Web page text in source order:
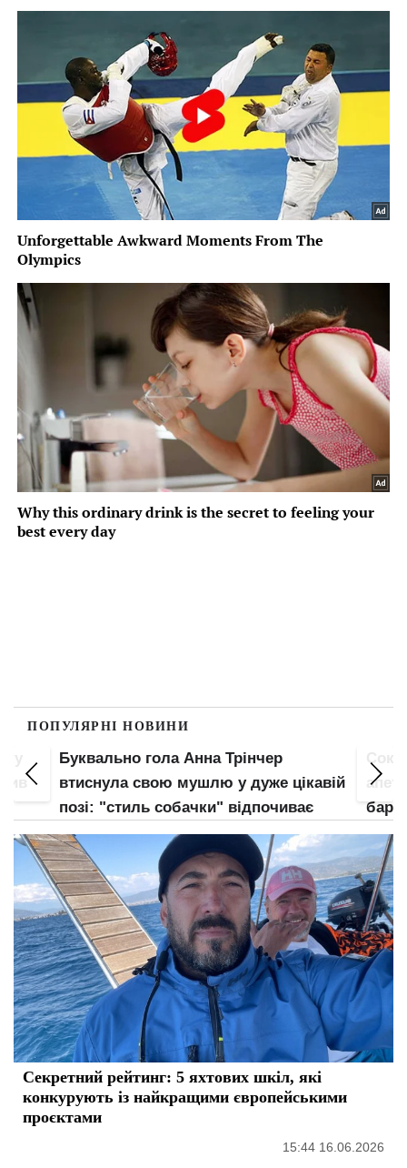
ПОПУЛЯРНІ НОВИНИ
Буквально гола Анна Трінчер
втиснула свою мушлю у дуже цікавій
позі: "стиль собачки" відпочиває
Секретний рейтинг: 5 яхтових шкіл, які
конкурують із найкращими європейськими
проєктами
15:44 16.06.2026